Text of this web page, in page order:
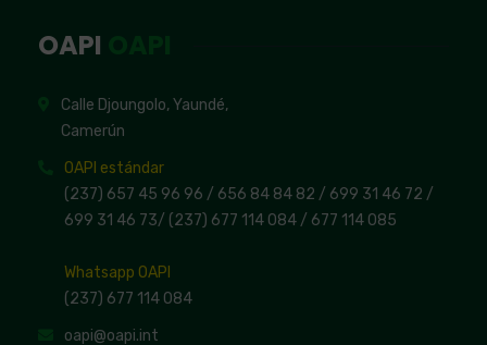
OAPI
Calle Djoungolo, Yaundé,
Camerún
OAPI estándar
(237) 657 45 96 96 / 656 84 84 82 / 699 31 46 72 /
699 31 46 73/ (237) 677 114 084 / 677 114 085
Whatsapp OAPI
(237) 677 114 084
oapi@oapi.int